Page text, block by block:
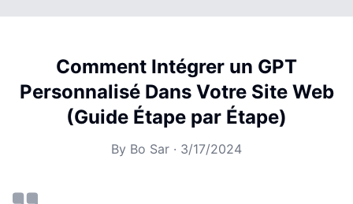
Comment Intégrer un GPT
Personnalisé Dans Votre Site Web
(Guide Étape par Étape)
By Bo Sar · 3/17/2024